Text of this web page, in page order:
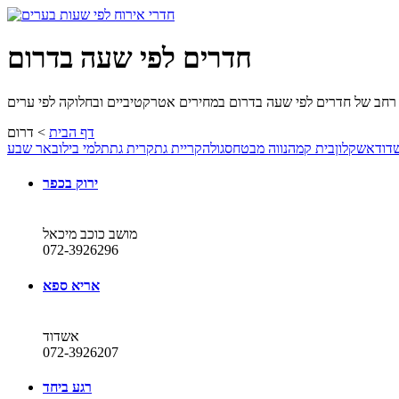
חדרים לפי שעה בדרום
דף הבית > דרום
אשקלוןבית קמהנווה מבטחסגולהקריית גתקרית גתתלמי בילובאר שבע
ירוק בכפר
מושב כוכב מיכאל
072-3926296
אריא ספא
אשדוד
072-3926207
רגע ביחד